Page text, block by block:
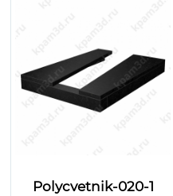
Polycvetnik-020-1